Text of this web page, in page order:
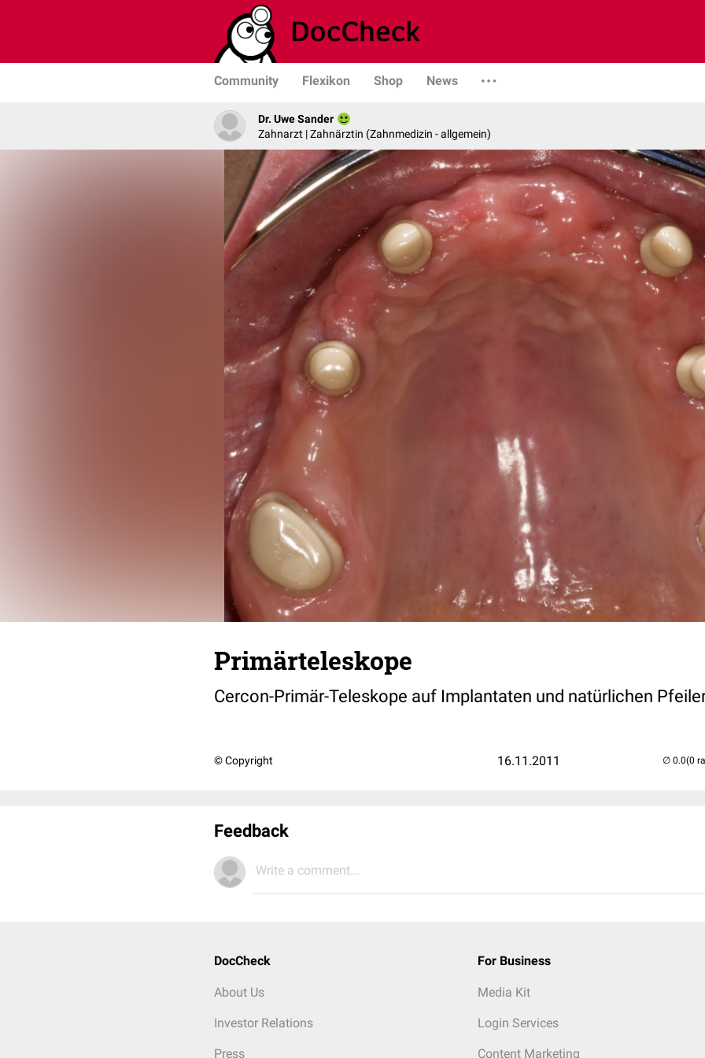
Community Flexikon Shop News
Dr. Uwe Sander
Zahnarzt | Zahnärztin (Zahnmedizin - allgemein)
Primärteleskope
Cercon-Primär-Teleskope auf Implantaten und natürlichen
© Copyright 16.11.2011 (0
Feedback
Write a comment...
DocCheck
About Us
Investor Relations
Press
For Business
Media Kit
Login Services
Content Marketing